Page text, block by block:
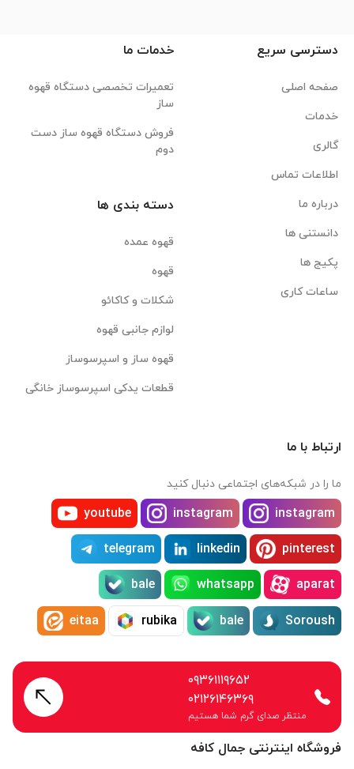
فروشگاه اینترنتی جمال کافه
دسترسی سریع
صفحه اصلی
خدمات
گالری
اطلاعات تماس
درباره ما
دانستنی ها
پکیج ها
ساعات کاری
خدمات ما
تعمیرات تخصصی دستگاه قهوه
ساز
فروش دستگاه قهوه ساز دست
دوم
دسته بندی ها
قهوه عمده
قهوه
شکلات و کاکائو
لوازم جانبی قهوه
قهوه ساز و اسپرسوساز
قطعات یدکی اسپرسوساز خانگی
ارتباط با ما
ما را در شبکه‌های اجتماعی دنبال کنید
instagram
instagram
youtube
pinterest
linkedin
telegram
aparat
whatsapp
bale
Soroush
bale
rubika
eitaa
۰۹۳۶۱۱۱۹۶۵۲
۰۲۱۲۶۱۴۶۳۶۹
منتظر صدای گرم شما هستیم